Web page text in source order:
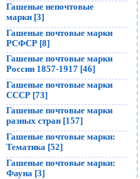
Гашеные непочтовые
марки [3]
Гашеные почтовые марки
РСФСР [8]
Гашеные почтовые марки
России 1857-1917 [46]
Гашеные почтовые марки
СССР [73]
Гашеные почтовые марки
разных стран [157]
Гашеные почтовые марки:
Тематика [52]
Гашеные почтовые марки:
Фауна [3]